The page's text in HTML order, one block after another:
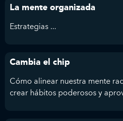
La mente organizada
Estrategias ...
Cambia el chip
Cómo alinear nuestra mente
crear hábitos poderosos y